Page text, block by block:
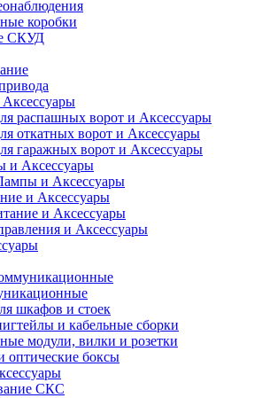
коробки
СКУД
распашных ворот и Аксессуары
откатных ворот и Аксессуары
гаражных ворот и Аксессуары
и Аксессуары
и Аксессуары
и Аксессуары
и Аксессуары
и Аксессуары
шкафов и стоек
и кабельные сборки
модули, вилки и розетки
оптические боксы
СКС